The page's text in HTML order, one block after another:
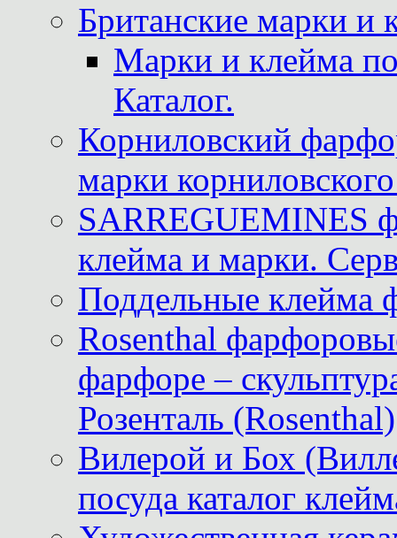
Британские марки и
Марки и клейма
Каталог.
Корниловский
марки
SARREGUEMINES
клейма и марки.
Поддельные клейма
Rosenthal
фарфоре –
Розенталь (Rosenthal)
Вилерой и Бох
посуда каталог